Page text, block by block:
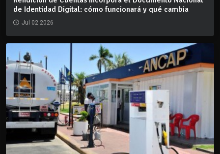
de Identidad Digital: cómo funcionará y qué cambia
Jul 02 2026